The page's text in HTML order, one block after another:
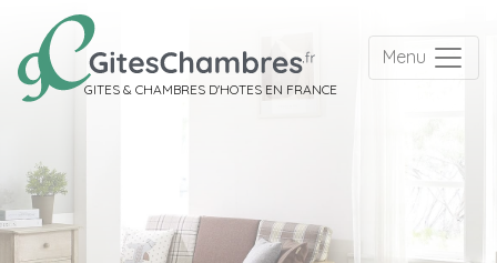
GITES & CHAMBRES D'HOTES EN FRANCE
Menu